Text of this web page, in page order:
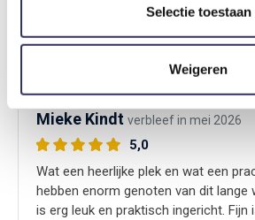
Selectie toestaan
Weigeren
Contact met de verhuurder
Mieke Kindt verbleef in mei 2026
5,0
Wat een heerlijke plek en wat een
hebben enorm genoten van dit lange
is erg leuk en praktisch ingericht. Fijn